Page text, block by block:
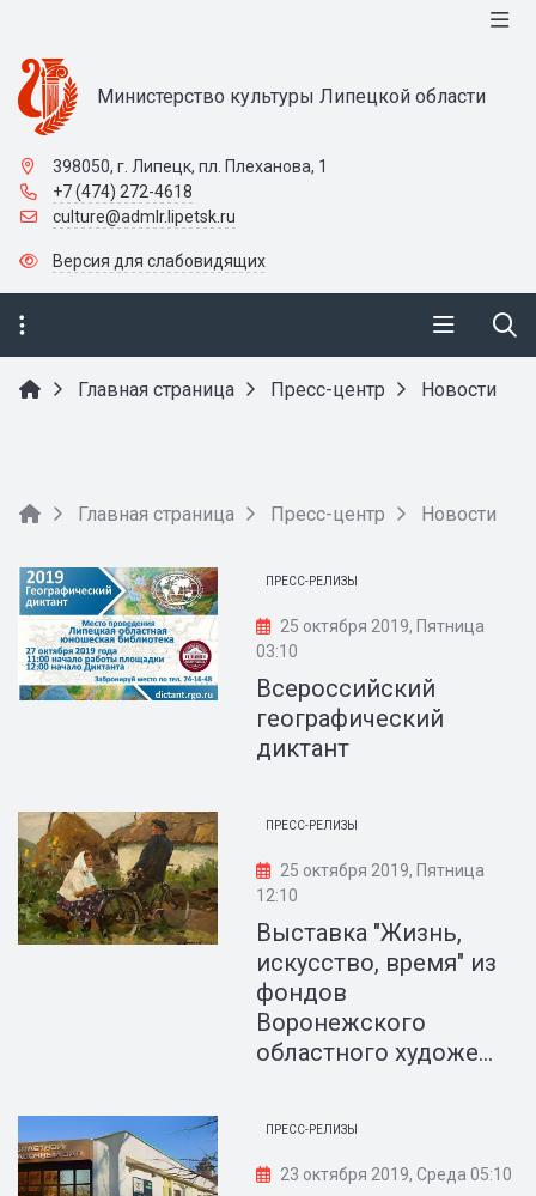
Министерство культуры Липецкой области
398050, г. Липецк, пл. Плеханова, 1
+7 (474) 272-4618
culture@admlr.lipetsk.ru
Версия для слабовидящих
Главная страница Пресс-центр Новости
Главная страница Пресс-центр Новости
ПРЕСС-РЕЛИЗЫ
25 октября 2019, Пятница
03:10
Всероссийский
географический
диктант
ПРЕСС-РЕЛИЗЫ
25 октября 2019, Пятница
12:10
Выставка "Жизнь,
искусство, время" из
фондов
Воронежского
областного художе...
ПРЕСС-РЕЛИЗЫ
23 октября 2019, Среда 05:10